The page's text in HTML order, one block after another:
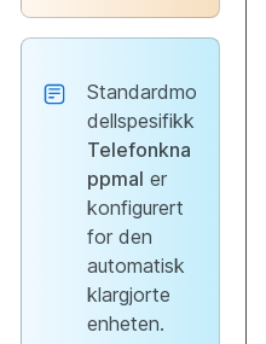
Standardmo
dellspesifikk
Telefonkna
ppmal er
konfigurert
for den
automatisk
klargjorte
enheten.